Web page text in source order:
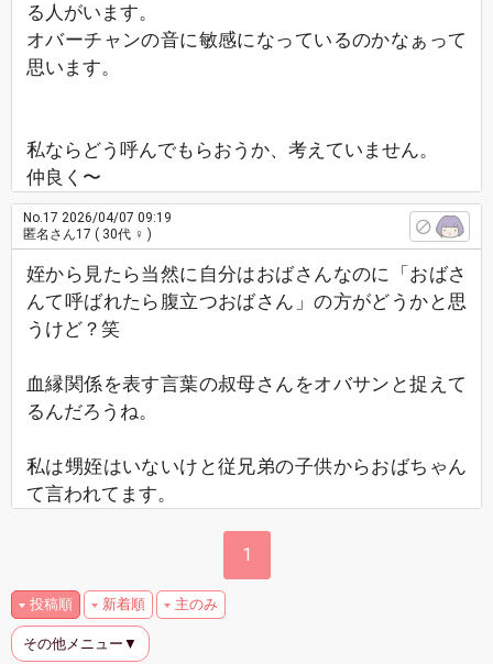
る人がいます。
オバーチャンの音に敏感になっているのかなぁって
思います。
私ならどう呼んでもらおうか、考えていません。
仲良く〜
No.17 2026/04/07 09:19
匿名さん17 ( 30代 ♀ )
姪から見たら当然に自分はおばさんなのに「おばさ
んて呼ばれたら腹立つおばさん」の方がどうかと思
うけど？笑
血縁関係を表す言葉の叔母さんをオバサンと捉えて
るんだろうね。
私は甥姪はいないけと従兄弟の子供からおばちゃん
て言われてます。
1
投稿順 新着順 主のみ
その他メニュー▼